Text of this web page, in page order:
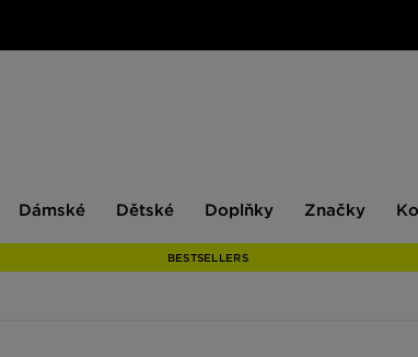
Dámské Dětské Doplňky Značky
BESTSELLERS